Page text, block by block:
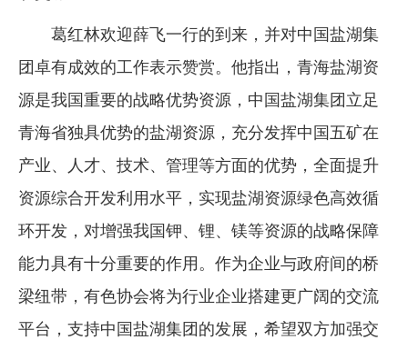
葛红林欢迎薛飞一行的到来，并对中国盐湖集
团卓有成效的工作表示赞赏。他指出，青海盐湖资
源是我国重要的战略优势资源，中国盐湖集团立足
青海省独具优势的盐湖资源，充分发挥中国五矿在
产业、人才、技术、管理等方面的优势，全面提升
资源综合开发利用水平，实现盐湖资源绿色高效循
环开发，对增强我国钾、锂、镁等资源的战略保障
能力具有十分重要的作用。作为企业与政府间的桥
梁纽带，有色协会将为行业企业搭建更广阔的交流
平台，支持中国盐湖集团的发展，希望双方加强交